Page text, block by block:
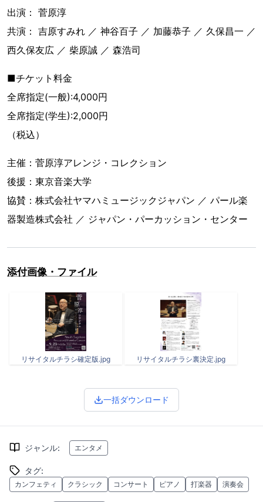
出演： 菅原淳
共演： 吉原すみれ ／ 神谷百子 ／ 加藤恭子 ／ 久保昌一 ／
西久保友広 ／ 柴原誠 ／ 森浩司
■チケット料金
全席指定(一般):4,000円
全席指定(学生):2,000円
（税込）
主催：菅原淳アレンジ・コレクション
後援：東京音楽大学
協賛：株式会社ヤマハミュージックジャパン ／ パール楽
器製造株式会社 ／ ジャパン・パーカッション・センター
添付画像・ファイル
リサイタルチラシ確定版.jpg リサイタルチラシ裏決定.jpg
一括ダウンロード
ジャンル: エンタメ
タグ:
カンフェティ クラシック コンサート ピアノ 打楽器 演奏会